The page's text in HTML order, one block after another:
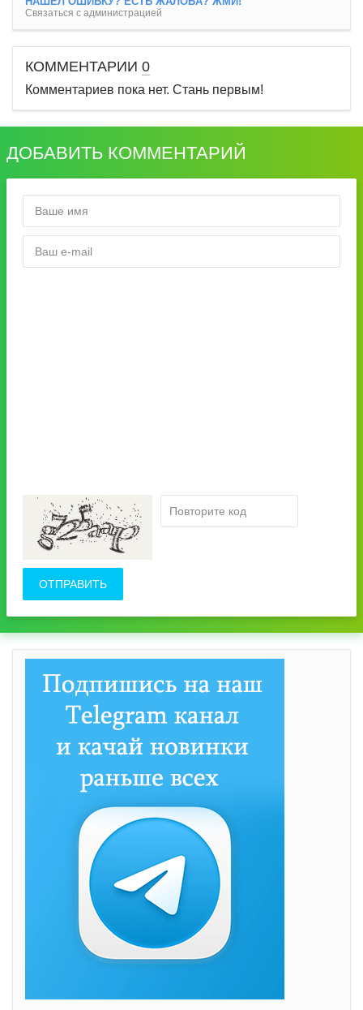
Связаться с администрацией
КОММЕНТАРИИ 0
Комментариев пока нет. Стань первым!
ДОБАВИТЬ КОММЕНТАРИЙ
ОТПРАВИТЬ